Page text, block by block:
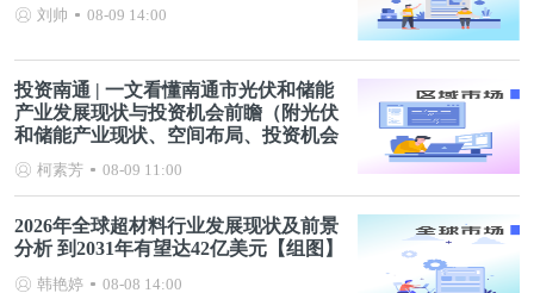
刘帅 08-09 14:00
投资南通 | 一文看懂南通市光伏和储能
产业发展现状与投资机会前瞻（附光伏
和储能产业现状、空间布局、投资机会
分析等）
柯素芳 08-09 11:00
2026年全球超材料行业发展现状及前景
分析 到2031年有望达42亿美元【组图】
韩艳婷 08-08 14:00